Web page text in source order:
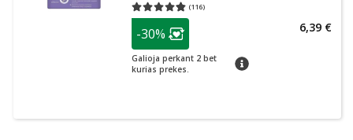
(116)
Vidutinis įvertinimas 4.78
patarimas
Lojalumo klubo narių nuolaida
-30%
Galioja perkant 2 bet
kurias prekes.
patarimas
6,39 €